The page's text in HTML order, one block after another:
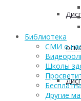
Библиотека
СМИ о
Школы
Другие